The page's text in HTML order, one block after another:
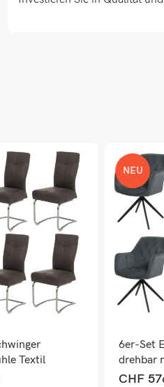
Textil
NEU
6er-Set
drehbar
anthrazit
CHF